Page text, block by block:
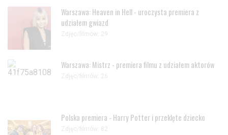
Warszawa: Heaven in Hell - uroczysta premiera z
udziałem gwiazd
Zdjęc/filmów: 29
Warszawa: Mistrz - premiera filmu z udziałem aktorów
Zdjęc/filmów: 26
Polska premiera - Harry Potter i przeklęte dziecko
Zdjęc/filmów: 82